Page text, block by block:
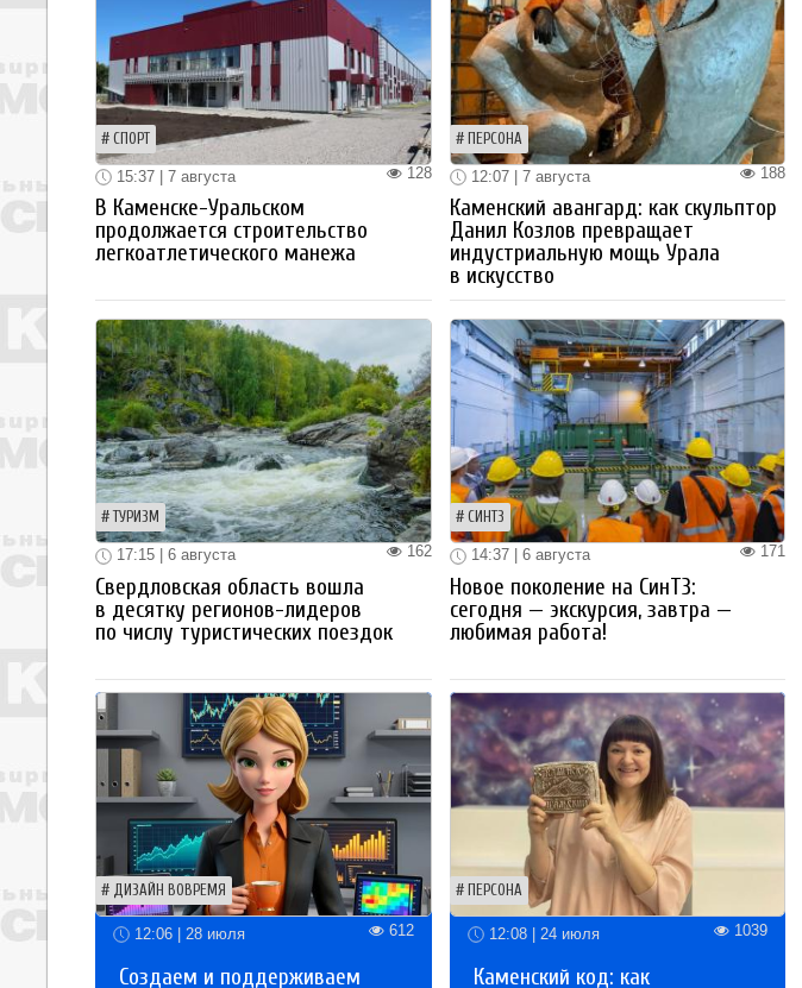
СПОРТ
128
15:37 | 7 августа
В Каменске-Уральском
продолжается строительство
легкоатлетического манежа
ПЕРСОНА
188
12:07 | 7 августа
Каменский авангард: как скульптор
Данил Козлов превращает
индустриальную мощь Урала
в искусство
ТУРИЗМ
162
17:15 | 6 августа
Свердловская область вошла
в десятку регионов-лидеров
по числу туристических поездок
СИНТЗ
171
14:37 | 6 августа
Новое поколение на СинТЗ:
сегодня — экскурсия, завтра —
любимая работа!
ДИЗАЙН ВОВРЕМЯ
12:06 | 28 июля 612
Создаем и поддерживаем
ПЕРСОНА
12:08 | 24 июля 1039
Каменский код: как